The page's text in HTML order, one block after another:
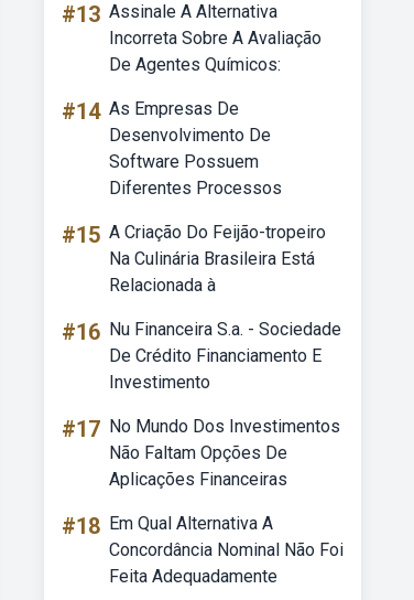
#13 Assinale A Alternativa
Incorreta Sobre A Avaliação
De Agentes Químicos:
#14 As Empresas De
Desenvolvimento De
Software Possuem
Diferentes Processos
#15 A Criação Do Feijão-tropeiro
Na Culinária Brasileira Está
Relacionada à
#16 Nu Financeira S.a. - Sociedade
De Crédito Financiamento E
Investimento
#17 No Mundo Dos Investimentos
Não Faltam Opções De
Aplicações Financeiras
#18 Em Qual Alternativa A
Concordância Nominal Não Foi
Feita Adequadamente